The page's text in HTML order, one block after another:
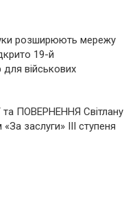
розширюють мережу
19-й
для військових
та ПОВЕРНЕННЯ Світлану
заслуги» III ступеня